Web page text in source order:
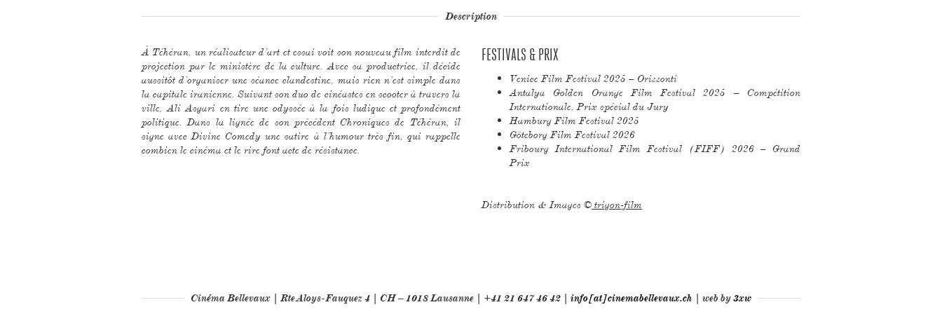
Description
À Téhéran, un réalisateur d’art et essai voit son nouveau film interdit de
projection par le ministère de la culture. Avec sa productrice, il décide
aussitôt d’organiser une séance clandestine, mais rien n’est simple dans
la capitale iranienne. Suivant son duo de cinéastes en scooter à travers la
ville, Ali Asgari en tire une odyssée à la fois ludique et profondément
politique. Dans la lignée de son précédent Chroniques de Téhéran, il
signe avec Divine Comedy une satire à l’humour très fin, qui rappelle
combien le cinéma et le rire font acte de résistance.
FESTIVALS & PRIX
Venice Film Festival 2025 – Orizzonti
Antalya Golden Orange Film Festival 2025 – Compétition
Internationale, Prix spécial du Jury
Hamburg Film Festival 2025
Göteborg Film Festival 2026
Fribourg International Film Festival (FIFF) 2026 – Grand
Prix
Distribution & Images © trigon-film
Cinéma Bellevaux | Rte Aloys-Fauquez 4 | CH – 1018 Lausanne | +41 21 647 46 42 | info[at]cinemabellevaux.ch | web by3xw